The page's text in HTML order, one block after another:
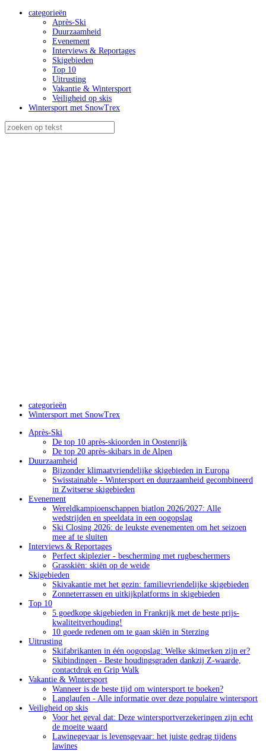
categorieën
Après-Ski
Duurzaamheid
Evenement
Interviews & Reportages
Skigebieden
Top 10
Uitrusting
Vakantie & Wintersport
Veiligheid op skis
Wintersport met SnowTrex
categorieën
Wintersport met SnowTrex
Après-Ski
De top 10 après-skioorden in Oostenrijk
De top 20 après-skibars in de Alpen
Duurzaamheid
Bijzonder klimaatvriendelijke skigebieden in Europa
Swisstainable - Wintersport en duurzaamheid gecombineerd
in Zwitserse skigebieden
Evenement
Wereldkampioenschappen biatlon 2026/2027: Alle
wedstrijden en speeldata in een oogopslag
Ski Closing 2026: de leukste evenementen om het seizoen
mee af te sluiten
Interviews & Reportages
Perfect skiplezier - bescherming met rugbeschermers
Grasskiën: skiën op de weide
Skigebieden
Skivakantie met het gezin: familievriendelijke skigebieden
Zonneterrassen en uitkijkplatforms in skigebieden
Top 10
5 goedkope skigebieden in Frankrijk met de beste prijs-
kwaliteitverhouding!
10 goede redenen om te gaan skiën in Sterzing
Uitrusting
Skifabrikanten in één oogopslag: Welke skimerken zijn er?
Skibindingen - Beste houdingsgraden dankzij Z-waarde,
contactdruk en Grip Walk
Vakantie & Wintersport
Wanneer is de beste tijd om wintersport te boeken?
Langlaufen - Alle informatie over deze populaire wintersport
Veiligheid op skis
Voor het geval dat: Deze wintersportverzekeringen zijn echt
de moeite waard
Lawinegevaar is levensgevaar: het juiste gedrag tijdens
lawines